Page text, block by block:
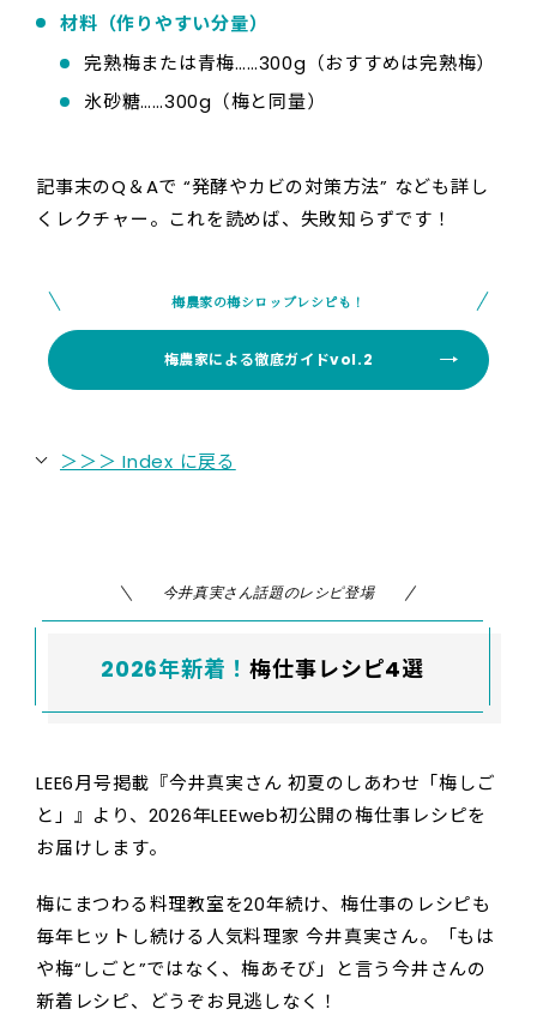
材料（作りやすい分量）
完熟梅または青梅……300g（おすすめは完熟梅）
氷砂糖……300g（梅と同量）
記事末のQ＆Aで “発酵やカビの対策方法” なども詳し
くレクチャー。これを読めば、失敗知らずです！
梅農家の梅シロップレシピも！
梅農家による徹底ガイドvol.2
＞＞＞ Index に戻る
今井真実さん話題のレシピ登場
2026年新着！ 梅仕事レシピ4選
LEE6月号掲載『今井真実さん 初夏のしあわせ「梅しご
と」』より、2026年LEEweb初公開の梅仕事レシピを
お届けします。
梅にまつわる料理教室を20年続け、梅仕事のレシピも
毎年ヒットし続ける人気料理家 今井真実さん。「もは
や梅“しごと”ではなく、梅あそび」と言う今井さんの
新着レシピ、どうぞお見逃しなく！